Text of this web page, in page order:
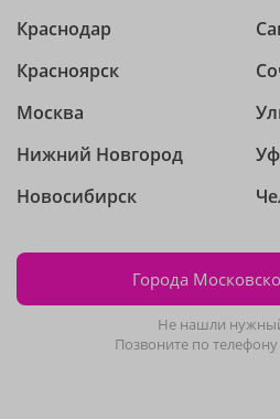
Краснодар
Красноярск
Москва
Нижний Новгород
Новосибирск
Города
Не нашли
Позвоните по телефону